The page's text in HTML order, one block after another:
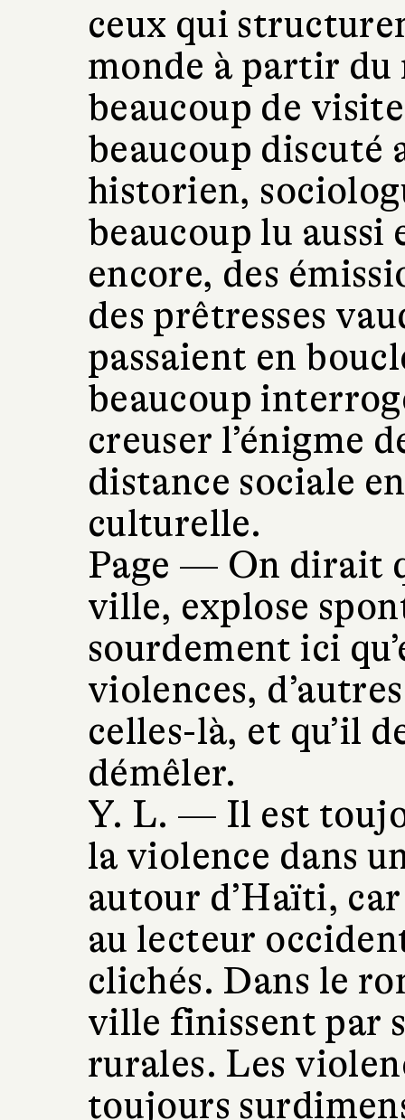
ceux qui
monde à partir du
beaucoup de
beaucoup discuté
historien,
beaucoup lu aussi
encore, des
des prêtresses
passaient en
beaucoup
creuser l’énigme
distance sociale
culturelle.
Page — On dirait
ville, explose
sourdement ici
violences,
celles-là, et qu’il
démêler.
Y. L. — Il est
la violence dans
autour d’Haïti,
au lecteur
clichés. Dans le
ville finissent par
rurales. Les
toujours